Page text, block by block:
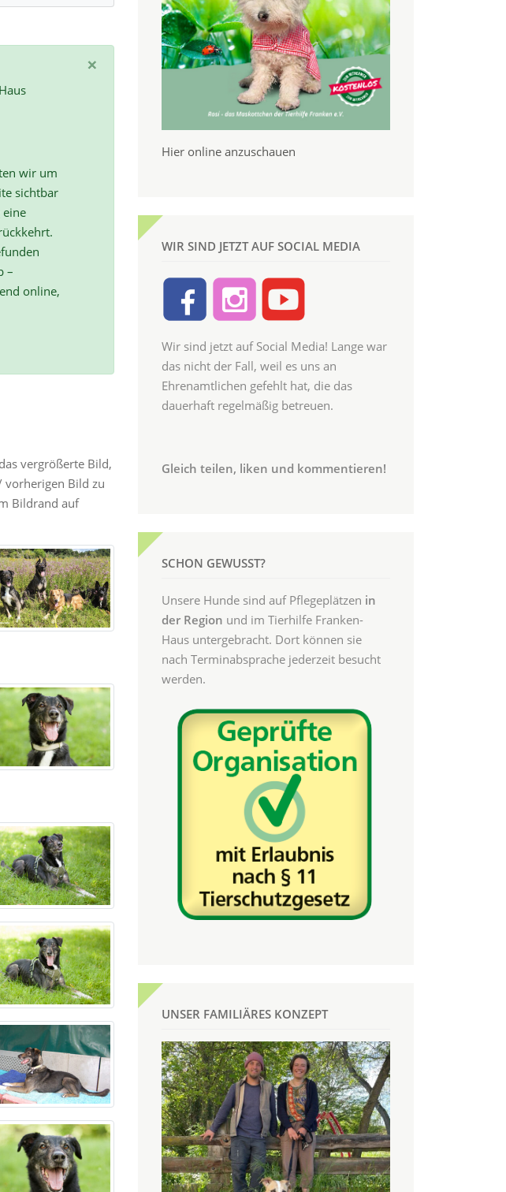
×
wir um
sichtbar
–
online,
vergrößerte Bild,
vorherigen Bild zu
Bildrand auf
Hier online anzuschauen
WIR SIND JETZT AUF SOCIAL MEDIA
Wir sind jetzt auf Social Media! Lange war
das nicht der Fall, weil es uns an
Ehrenamtlichen gefehlt hat, die das
dauerhaft regelmäßig betreuen.
Gleich teilen, liken und kommentieren!
SCHON GEWUSST?
Unsere Hunde sind auf Pflegeplätzen in
der Region und im Tierhilfe Franken-
Haus untergebracht. Dort können sie
nach Terminabsprache jederzeit besucht
werden.
UNSER FAMILIÄRES KONZEPT